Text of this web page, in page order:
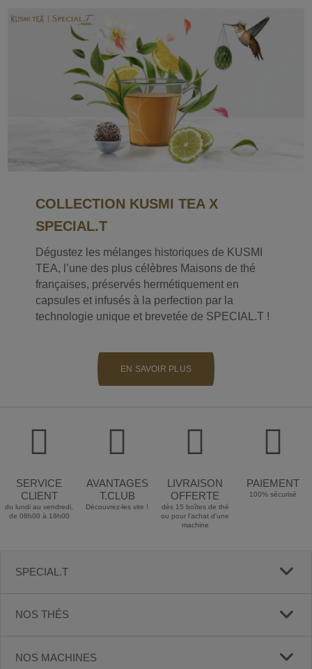
COLLECTION KUSMI TEA X
SPECIAL.T
Dégustez les mélanges historiques de KUSMI
TEA, l’une des plus célèbres Maisons de thé
françaises, préservés hermétiquement en
capsules et infusés à la perfection par la
technologie unique et brevetée de SPECIAL.T !
EN SAVOIR PLUS
SERVICE
CLIENT
du lundi au vendredi,
de 08h00 à 18h00
AVANTAGES
T.CLUB
Découvrez-les vite !
LIVRAISON
OFFERTE
dès 15 boîtes de thé
ou pour l'achat d'une
machine
PAIEMENT
100% sécurisé
SPECIAL.T
NOS THÉS
NOS MACHINES